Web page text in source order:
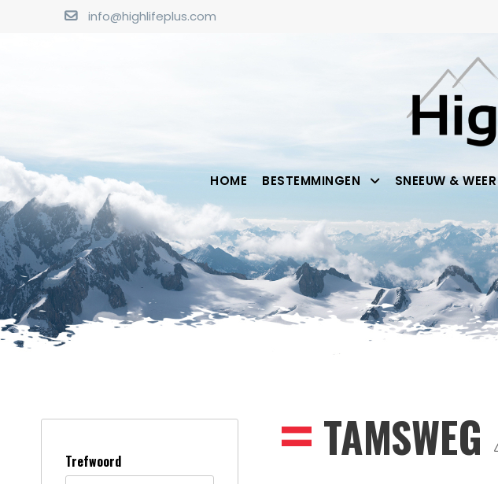
info@highlifeplus.com
HOME BESTEMMINGEN SNEEUW & WEER
TAMSWEG
Trefwoord